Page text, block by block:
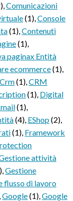
,Comunicazioni
(1),Console
(1),Contenuti
(1),
paginax Entità
ecommerce(1),
Crm(1),CRM
(1), Digital
(1),
(4), EShop(2),
(1), Framework
attività
,Gestione
flusso di lavoro
,Google(1),Google